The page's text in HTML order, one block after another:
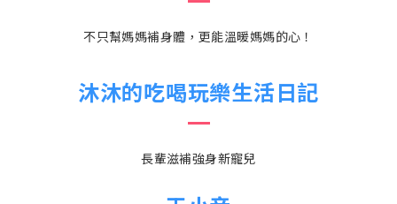
不只幫媽媽補身體，更能溫暖媽媽的心！
沐沐的吃喝玩樂生活日記
長輩滋補強身新寵兒